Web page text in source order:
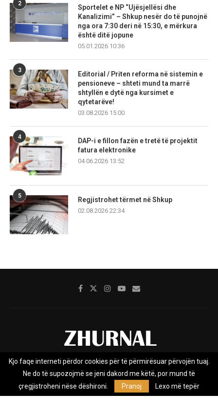
2
Sportelet e NP “Ujësjellësi dhe
Kanalizimi” – Shkup nesër do të punojnë
nga ora 7:30 deri në 15:30, e mërkura
është ditë jopune
05.01.2026 10:36
3
Editorial / Priten reforma në sistemin e
pensioneve – shteti mund ta marrë
shtyllën e dytë nga kursimet e
qytetarëve!
03.08.2026 15:00
4
DAP-i e fillon fazën e tretë të projektit
fatura elektronike
04.06.2026 13:52
5
Regjistrohet tërmet në Shkup
02.08.2026 22:34
Rreth nesh Impresumi Marketing
Privacy Policy
Zhurnal.mk është Agjenci e Lajmeve e pavarur, e themeluar në vitin
Kjo faqe interneti përdor cookies për të përmirësuar përvojën tuaj.
Ne do të supozojmë se jeni dakord me këtë, por mund të
çregjistroheni nëse dëshironi.
Pranoj Lexo më tepër